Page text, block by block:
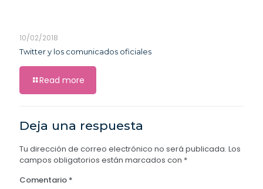
10/02/2018
Twitter y los comunicados oficiales
Read more
Deja una respuesta
Tu dirección de correo electrónico no será publicada. Los
campos obligatorios están marcados con *
Comentario *